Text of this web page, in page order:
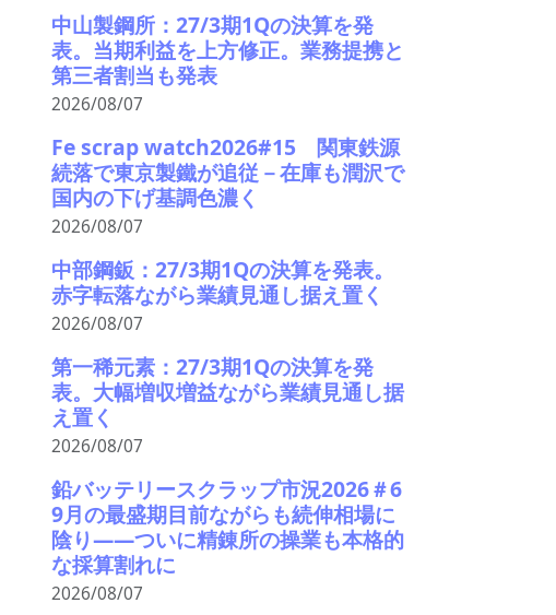
中山製鋼所：27/3期1Qの決算を発
表。当期利益を上方修正。業務提携と
第三者割当も発表
2026/08/07
Fe scrap watch2026#15 関東鉄源
続落で東京製鐵が追従－在庫も潤沢で
国内の下げ基調色濃く
2026/08/07
中部鋼鈑：27/3期1Qの決算を発表。
赤字転落ながら業績見通し据え置く
2026/08/07
第一稀元素：27/3期1Qの決算を発
表。大幅増収増益ながら業績見通し据
え置く
2026/08/07
鉛バッテリースクラップ市況2026＃6
9月の最盛期目前ながらも続伸相場に
陰り――ついに精錬所の操業も本格的
な採算割れに
2026/08/07